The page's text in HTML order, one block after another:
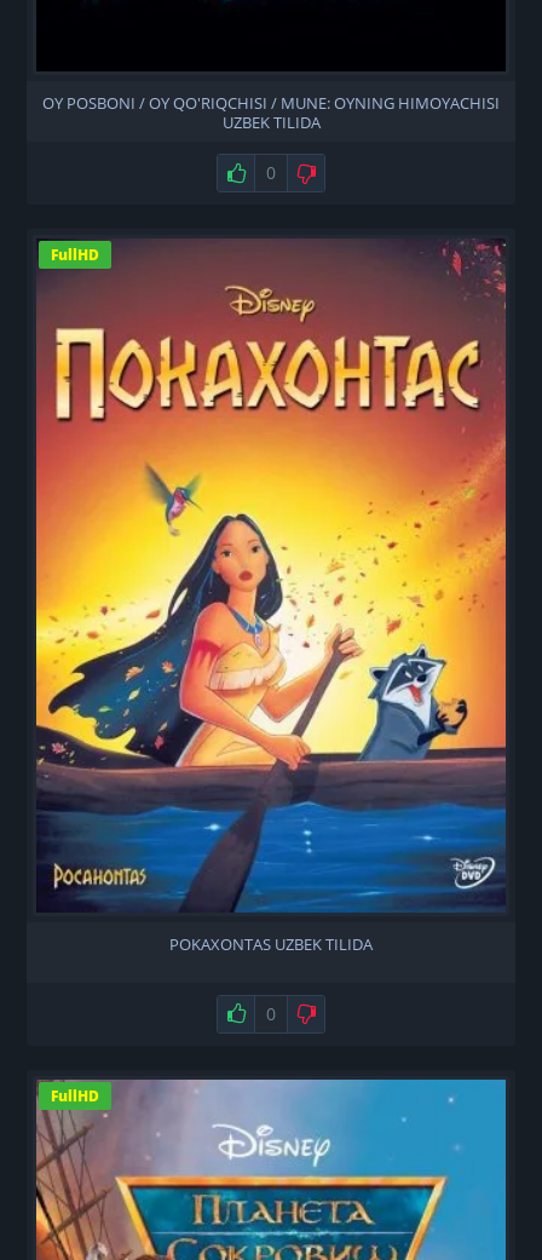
OY POSBONI / OY QO'RIQCHISI / MUNE: OYNING HIMOYACHISI
UZBEK TILIDA
Нравится
0 Не нравится
FullHD
POKAXONTAS UZBEK TILIDA
Нравится
0 Не нравится
FullHD